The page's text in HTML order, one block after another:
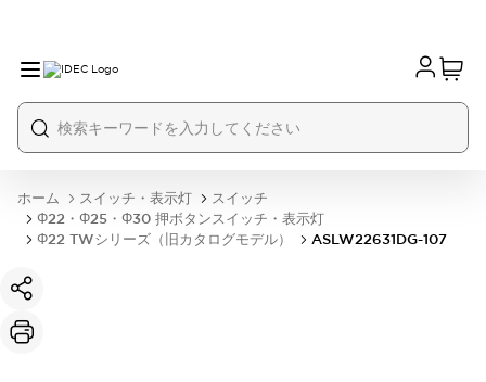
ホーム スイッチ・表示灯
スイッチ
Φ22・Φ25・Φ30 押ボタンスイッチ・表示灯
Φ22 TWシリーズ（旧カタログモデル）
ASLW22631DG-107